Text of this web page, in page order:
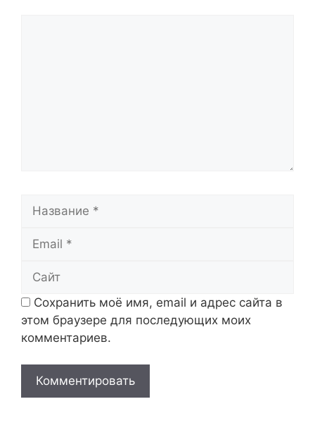
Сохранить моё имя, email и адрес сайта в
этом браузере для последующих моих
комментариев.